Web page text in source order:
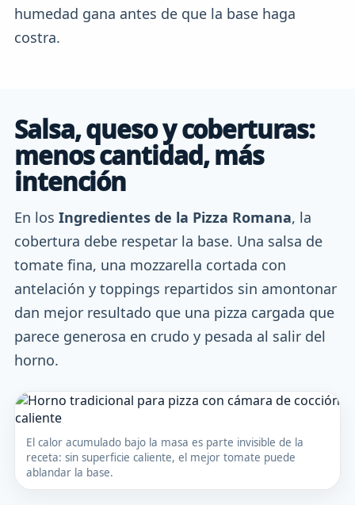
humedad gana antes de que la base haga
costra.
Salsa, queso y coberturas:
menos cantidad, más
intención
En los Ingredientes de la Pizza Romana, la
cobertura debe respetar la base. Una salsa de
tomate fina, una mozzarella cortada con
antelación y toppings repartidos sin amontonar
dan mejor resultado que una pizza cargada que
parece generosa en crudo y pesada al salir del
horno.
El calor acumulado bajo la masa es parte invisible de la
receta: sin superficie caliente, el mejor tomate puede
ablandar la base.